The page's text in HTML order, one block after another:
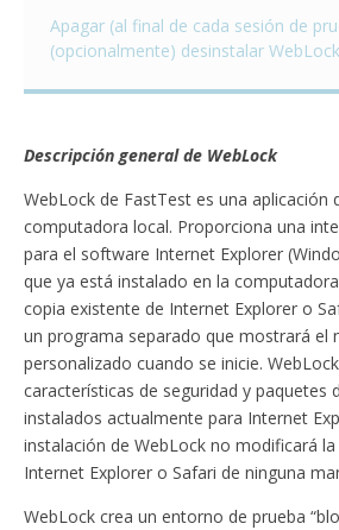
Apagar (al final de cada sesión de
(opcionalmente) desinstalar WebLock
Descripción general de WebLock
WebLock de FastTest es una aplicación
computadora local. Proporciona una
para el software Internet Explorer
que ya está instalado en la
copia existente de Internet Explorer o
un programa separado que mostrará el
personalizado cuando se inicie.
características de seguridad y paquetes
instalados actualmente para Internet
instalación de WebLock no modificará
Internet Explorer o Safari de ninguna
WebLock crea un entorno de prueba